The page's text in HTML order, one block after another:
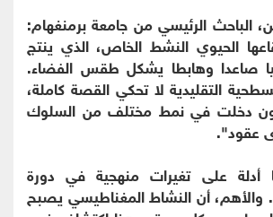
الباحث الرئيسي من جامعة برمنغهام:
الحيوي النشط الخاص، الذي ينتج
صاعدا وهابطا يشكل طقس الفضاء.
التقليدية لا تحكي القصة كاملة،
دخلت في نمط مختلف من السلوك
عقود".
على تغيرات منهجية في دورة
أن النشاط المغناطيسي يصبح